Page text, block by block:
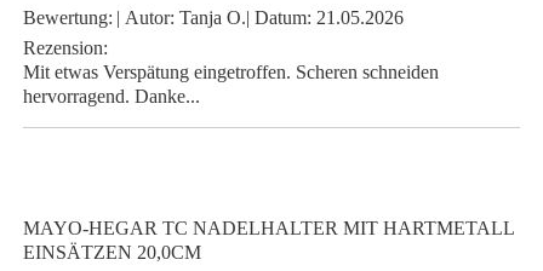
Bewertung: | Autor: Tanja O.| Datum: 21.05.2026
Rezension:
Mit etwas Verspätung eingetroffen. Scheren schneiden
hervorragend. Danke...
MAYO-HEGAR TC NADELHALTER MIT HARTMETALL
EINSÄTZEN 20,0CM